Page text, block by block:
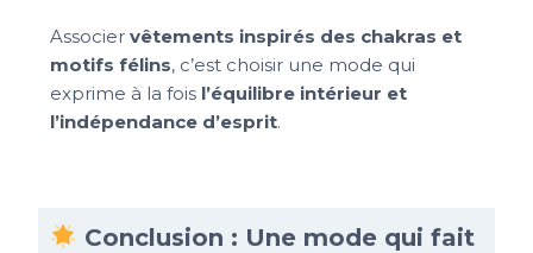
Associer vêtements inspirés des chakras et
motifs félins, c’est choisir une mode qui
exprime à la fois l’équilibre intérieur et
l’indépendance d’esprit.
Conclusion : Une mode qui fait